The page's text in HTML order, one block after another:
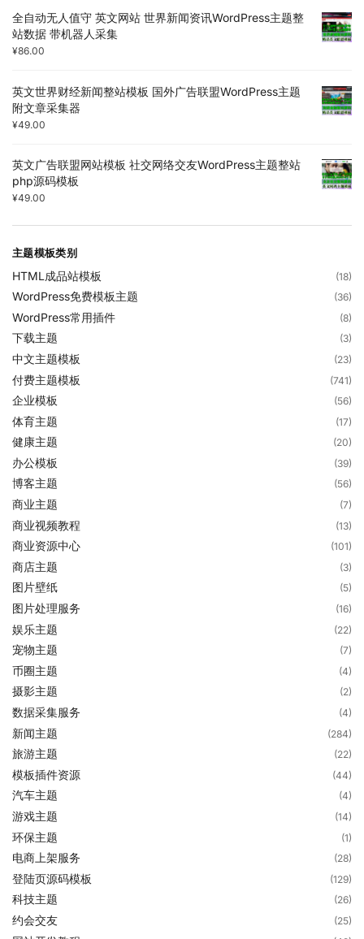
全自动无人值守 英文网站 世界新闻资讯WordPress主题整
站数据 带机器人采集
¥86.00
英文世界财经新闻整站模板 国外广告联盟WordPress主题
附文章采集器
¥49.00
英文广告联盟网站模板 社交网络交友WordPress主题整站
php源码模板
¥49.00
主题模板类别
HTML成品站模板 (18)
WordPress免费模板主题 (36)
WordPress常用插件 (8)
下载主题 (3)
中文主题模板 (23)
付费主题模板 (741)
企业模板 (56)
体育主题 (17)
健康主题 (20)
办公模板 (39)
博客主题 (56)
商业主题 (7)
商业视频教程 (13)
商业资源中心 (101)
商店主题 (3)
图片壁纸 (5)
图片处理服务 (16)
娱乐主题 (22)
宠物主题 (7)
币圈主题 (4)
摄影主题 (2)
数据采集服务 (4)
新闻主题 (284)
旅游主题 (22)
模板插件资源 (44)
汽车主题 (4)
游戏主题 (14)
环保主题 (1)
电商上架服务 (28)
登陆页源码模板 (129)
科技主题 (26)
约会交友 (25)